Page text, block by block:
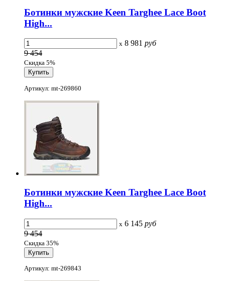
Ботинки мужские Keen Targhee Lace Boot
High...
x 8 981 руб
9 454
Скидка 5%
Артикул: mt-269860
Ботинки мужские Keen Targhee Lace Boot
High...
x 6 145 руб
9 454
Скидка 35%
Артикул: mt-269843